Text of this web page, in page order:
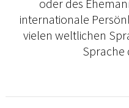
oder des
internationale
vielen weltlichen
Sprache